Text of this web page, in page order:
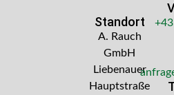
Standort
A. Rauch
GmbH
Liebenauer
Hauptstraße